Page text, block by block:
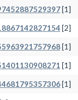
[1]
[2]
[1]
[1]
[1]